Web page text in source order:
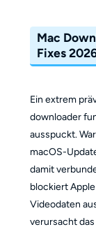
Mac
Fixes
Ein extrem
downloader
ausspuckt.
macOS-
damit
blockiert
Videodaten
verursacht